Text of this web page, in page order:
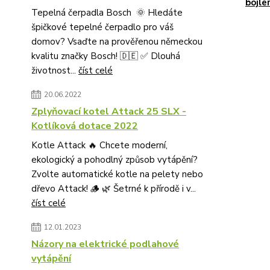
Tepelná čerpadla Bosch 🌞 Hledáte
špičkové tepelné čerpadlo pro váš
domov? Vsaďte na prověřenou německou
kvalitu značky Bosch! 🇩🇪 ✅ Dlouhá
životnost... číst celé
20.06.2022
Zplyňovací kotel Attack 25 SLX -
Kotlíková dotace 2022
Kotle Attack 🔥 Chcete moderní,
ekologický a pohodlný způsob vytápění?
Zvolte automatické kotle na pelety nebo
dřevo Attack! 🪵 🌿 Šetrné k přírodě i v...
číst celé
12.01.2023
Názory na elektrické podlahové
vytápění